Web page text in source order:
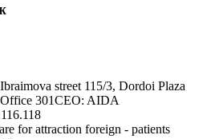
street 115/3, Dordoi Plaza
301CEO: AIDA
for attraction foreign - patients